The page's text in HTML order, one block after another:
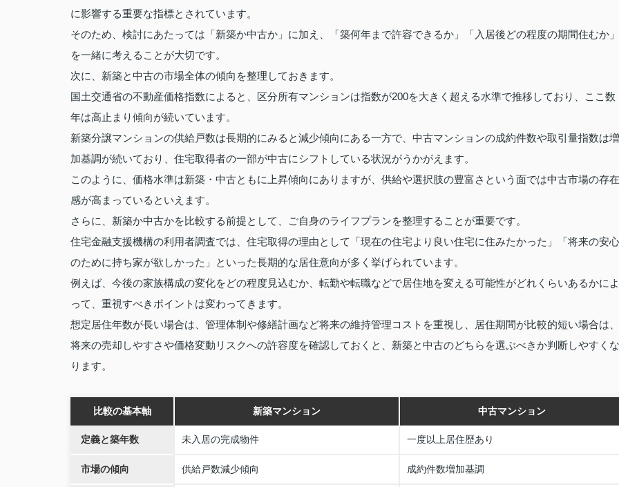
に影響する重要な指標とされています。
そのため、検討にあたっては「新築か中古か」に加え、「築何年まで許容できるか」「入居後どの程度の期間住むか」
を一緒に考えることが大切です。
次に、新築と中古の市場全体の傾向を整理しておきます。
国土交通省の不動産価格指数によると、区分所有マンションは指数が200を大きく超える水準で推移しており、ここ数
年は高止まり傾向が続いています。
新築分譲マンションの供給戸数は長期的にみると減少傾向にある一方で、中古マンションの成約件数や取引量指数は増
加基調が続いており、住宅取得者の一部が中古にシフトしている状況がうかがえます。
このように、価格水準は新築・中古ともに上昇傾向にありますが、供給や選択肢の豊富さという面では中古市場の存在
感が高まっているといえます。
さらに、新築か中古かを比較する前提として、ご自身のライフプランを整理することが重要です。
住宅金融支援機構の利用者調査では、住宅取得の理由として「現在の住宅より良い住宅に住みたかった」「将来の安心
のために持ち家が欲しかった」といった長期的な居住意向が多く挙げられています。
例えば、今後の家族構成の変化をどの程度見込むか、転勤や転職などで居住地を変える可能性がどれくらいあるかによ
って、重視すべきポイントは変わってきます。
想定居住年数が長い場合は、管理体制や修繕計画など将来の維持管理コストを重視し、居住期間が比較的短い場合は、
将来の売却しやすさや価格変動リスクへの許容度を確認しておくと、新築と中古のどちらを選ぶべきか判断しやすくな
ります。
比較の基本軸 新築マンション 中古マンション
定義と築年数 未入居の完成物件 一度以上居住歴あり
市場の傾向 供給戸数減少傾向 成約件数増加基調